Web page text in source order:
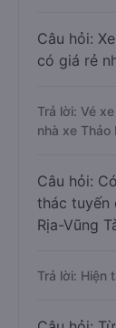
Câu hỏi:
có giá rẻ
Trả lời: Vé
nhà xe Thảo
Câu hỏi:
thác tuyến
Rịa-Vũng
Trả lời: Hiện